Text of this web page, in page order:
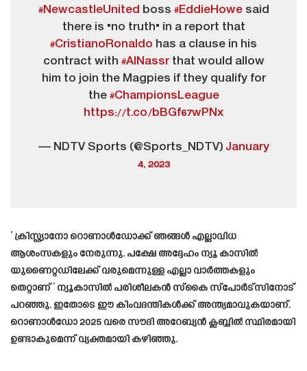
#NewcastleUnited boss #EddieHowesaid
there is "no truth" in a report that
#CristianoRonaldo has a clause in his
contract with #AlNassrthat would allow
him to join the Magpies if they qualify for
the #ChampionsLeague
https://t.co/bBGf67wPNx
— NDTV Sports (@Sports_NDTV) January
4, 2023
‘ ക്രിസ്റ്റ്യാനോ റൊണാൾഡോക്ക് ഞങ്ങൾ എല്ലാവിധ
ആശംസകളും നേരുന്നു. പക്ഷേ അദ്ദേഹം ന്യൂ കാസിൽ
യുണൈറ്റഡിലേക്ക് വരുമെന്നുള്ള എല്ലാ വാർത്തകളും
തെറ്റാണ് ‘ ന്യൂകാസിൽ പരിശീലകൻ സ്കൈ സ്പോർട്സിനോട്
പറഞ്ഞു. ഇതോടെ ഈ കിംവദന്തികൾക്ക് അന്ത്യമാവുകയാണ്.
റൊണാൾഡോ 2025 വരെ സൗദി അറേബ്യൻ ക്ലബ്ബിൽ സ്ഥിരമായി
ഉണ്ടാകുമെന്ന് വ്യക്തമായി കഴിഞ്ഞു.